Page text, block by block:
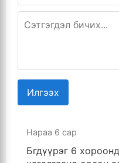
Илгээх
Нараа 6 сар
Бгдүүрэг 6